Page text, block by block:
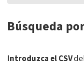
Búsqueda
Introduzca el CSV